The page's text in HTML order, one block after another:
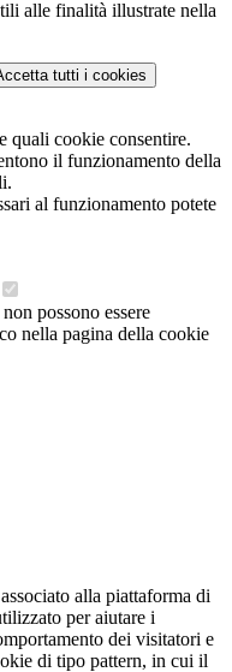
alle finalità illustrate nella
tutti i cookies
quali cookie consentire.
il funzionamento della
al funzionamento potete
possono essere
nella pagina della cookie
alla piattaforma di
per aiutare i
dei visitatori e
di tipo pattern, in cui il